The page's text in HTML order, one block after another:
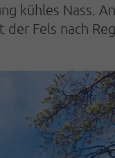
kühles Nass.
Fels nach